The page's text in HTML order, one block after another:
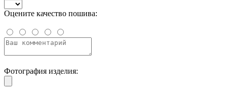
Оцените качество пошива:
Фотография изделия: